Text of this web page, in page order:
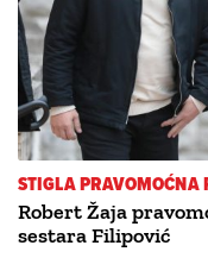
STIGLA PRAVOMOĆNA
Robert Žaja
sestara Filipović